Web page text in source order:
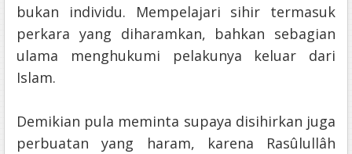
bukan individu. Mempelajari sihir termasuk
perkara yang diharamkan, bahkan sebagian
ulama menghukumi pelakunya keluar dari
Islam.
Demikian pula meminta supaya disihirkan juga
perbuatan yang haram, karena Rasûlullâh